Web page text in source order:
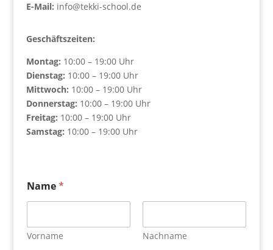
E-Mail: info@tekki-school.de
Geschäftszeiten:
Montag: 10:00 – 19:00 Uhr
Dienstag: 10:00 – 19:00 Uhr
Mittwoch: 10:00 – 19:00 Uhr
Donnerstag: 10:00 – 19:00 Uhr
Freitag: 10:00 – 19:00 Uhr
Samstag: 10:00 – 19:00 Uhr
Name*
Vorname Nachname